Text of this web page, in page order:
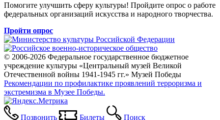
Помогите улучшить сферу культуры! Пройдите опрос о работе
федеральных организаций искусства и народного творчества.
Пройти опрос
© 2006-2026 Федеральное государственное бюджетное
учреждение культуры «Центральный музей Великой
Отечественной войны 1941-1945 гг.» Музей Победы
Рекомендации по профилактике проявлений терроризма и
экстремизма в Музее Победы.
Позвонить Билеты Поиск